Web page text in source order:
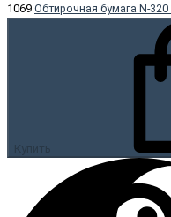
1069 Обтирочная бумага N-
Купить